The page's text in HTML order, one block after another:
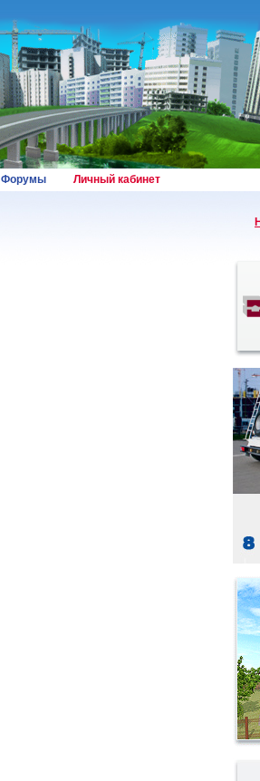
Форумы Личный кабинет